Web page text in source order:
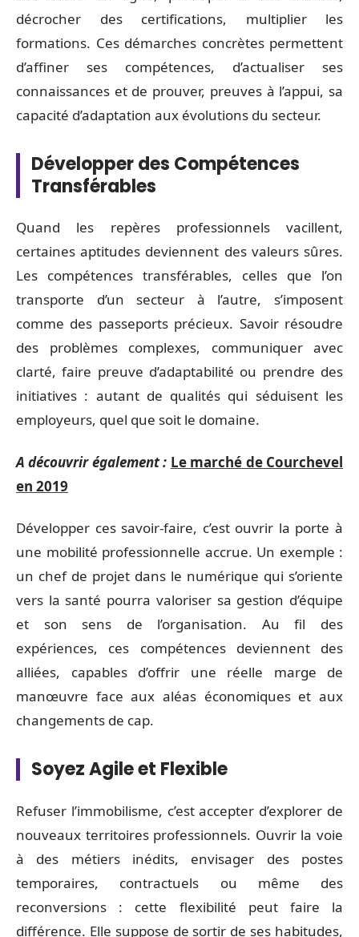
décrocher des certifications, multiplier les
formations. Ces démarches concrètes permettent
d’affiner ses compétences, d’actualiser ses
connaissances et de prouver, preuves à l’appui, sa
capacité d’adaptation aux évolutions du secteur.
Développer des Compétences
Transférables
Quand les repères professionnels vacillent,
certaines aptitudes deviennent des valeurs sûres.
Les compétences transférables, celles que l’on
transporte d’un secteur à l’autre, s’imposent
comme des passeports précieux. Savoir résoudre
des problèmes complexes, communiquer avec
clarté, faire preuve d’adaptabilité ou prendre des
initiatives : autant de qualités qui séduisent les
employeurs, quel que soit le domaine.
A découvrir également : Le marché de Courchevel
en 2019
Développer ces savoir-faire, c’est ouvrir la porte à
une mobilité professionnelle accrue. Un exemple :
un chef de projet dans le numérique qui s’oriente
vers la santé pourra valoriser sa gestion d’équipe
et son sens de l’organisation. Au fil des
expériences, ces compétences deviennent des
alliées, capables d’offrir une réelle marge de
manœuvre face aux aléas économiques et aux
changements de cap.
Soyez Agile et Flexible
Refuser l’immobilisme, c’est accepter d’explorer de
nouveaux territoires professionnels. Ouvrir la voie
à des métiers inédits, envisager des postes
temporaires, contractuels ou même des
reconversions : cette flexibilité peut faire la
différence. Elle suppose de sortir de ses habitudes,